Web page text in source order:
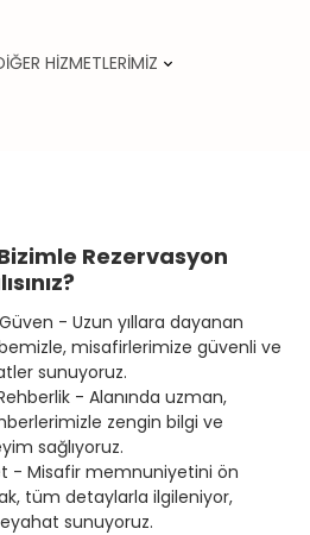
HİZMETLERİMİZ
Rezervasyon
- Uzun yıllara dayanan
misafirlerimize güvenli ve
sunuyoruz.
- Alanında uzman,
zengin bilgi ve
sağlıyoruz.
- Misafir memnuniyetini ön
tüm detaylarla ilgileniyor,
sunuyoruz.